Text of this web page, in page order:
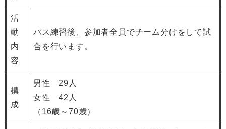
活
動
内
容
パス練習後、参加者全員でチーム分けをして試
合を行います。
構
成
男性 29人
女性 42人
（16歳～70歳）